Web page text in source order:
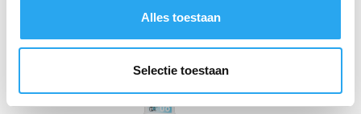
t
Alles toestaan
Selectie toestaan